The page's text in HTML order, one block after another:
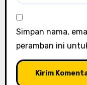
Simpan nama,
peramban ini